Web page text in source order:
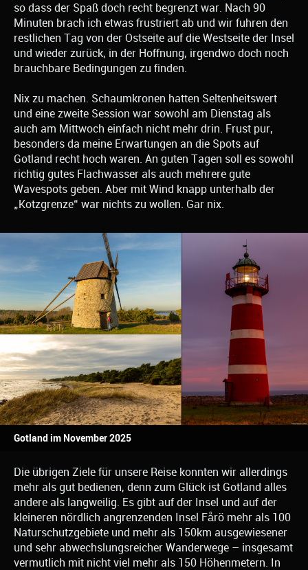
so dass der Spaß doch recht begrenzt war. Nach 90
Minuten brach ich etwas frustriert ab und wir fuhren den
restlichen Tag von der Ostseite auf die Westseite der Insel
und wieder zurück, in der Hoffnung, irgendwo doch noch
brauchbare Bedingungen zu finden.
Nix zu machen. Schaumkronen hatten Seltenheitswert
und eine zweite Session war sowohl am Dienstag als
auch am Mittwoch einfach nicht mehr drin. Frust pur,
besonders da meine Erwartungen an die Spots auf
Gotland recht hoch waren. An guten Tagen soll es sowohl
richtig gutes Flachwasser als auch mehrere gute
Wavespots geben. Aber mit Wind knapp unterhalb der
„Kotzgrenze“ war nichts zu wollen. Gar nix.
Gotland im November 2025
Die übrigen Ziele für unsere Reise konnten wir allerdings
mehr als gut bedienen, denn zum Glück ist Gotland alles
andere als langweilig. Es gibt auf der Insel und auf der
kleineren nördlich angrenzenden Insel Fårö mehr als 100
Naturschutzgebiete und mehr als 150km ausgewiesener
und sehr abwechslungsreicher Wanderwege – insgesamt
vermutlich mit nicht viel mehr als 150 Höhenmetern. In